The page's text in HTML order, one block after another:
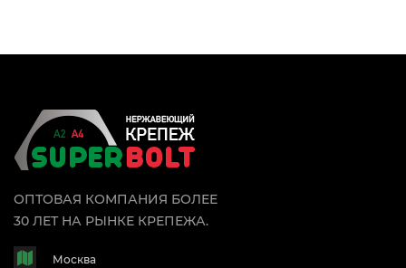
ОПТОВАЯ КОМПАНИЯ БОЛЕЕ
30 ЛЕТ НА РЫНКЕ КРЕПЕЖА.
Москва